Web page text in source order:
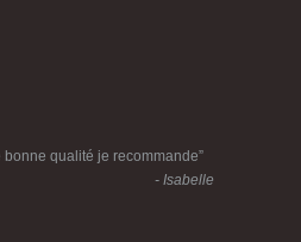
qualité je recommande”
- Isabelle